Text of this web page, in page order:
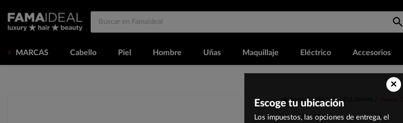
MARCAS Cabello Piel Hombre Uñas Maquillaje Eléctrico Accesorios
Inicio MARCAS Pinaud
Marca: CLUBMAN
×
Escoge tu ubicación
Los impuestos, las opciones de entrega, el